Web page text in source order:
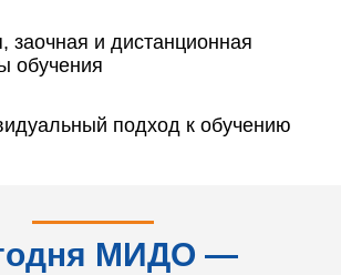
заочная и дистанционная
обучения
подход к обучению
МИДО —